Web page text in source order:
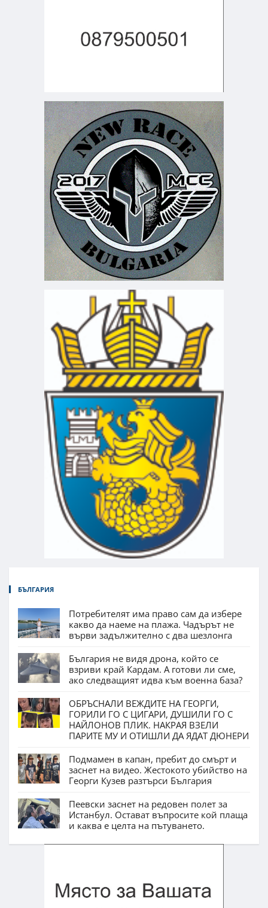
БЪЛГАРИЯ
Потребителят има право сам да избере
какво да наеме на плажа. Чадърът не
върви задължително с два шезлонга
България не видя дрона, който се
взриви край Кардам. А готови ли сме,
ако следващият идва към военна база?
ОБРЪСНАЛИ ВЕЖДИТЕ НА ГЕОРГИ,
ГОРИЛИ ГО С ЦИГАРИ, ДУШИЛИ ГО С
НАЙЛОНОВ ПЛИК. НАКРАЯ ВЗЕЛИ
ПАРИТЕ МУ И ОТИШЛИ ДА ЯДАТ ДЮНЕРИ
Подмамен в капан, пребит до смърт и
заснет на видео. Жестокото убийство на
Георги Кузев разтърси България
Пеевски заснет на редовен полет за
Истанбул. Остават въпросите кой плаща
и каква е целта на пътуването.